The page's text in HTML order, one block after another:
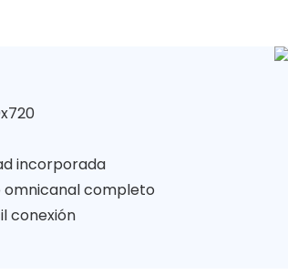
incorporada
omnicanal completo
conexión